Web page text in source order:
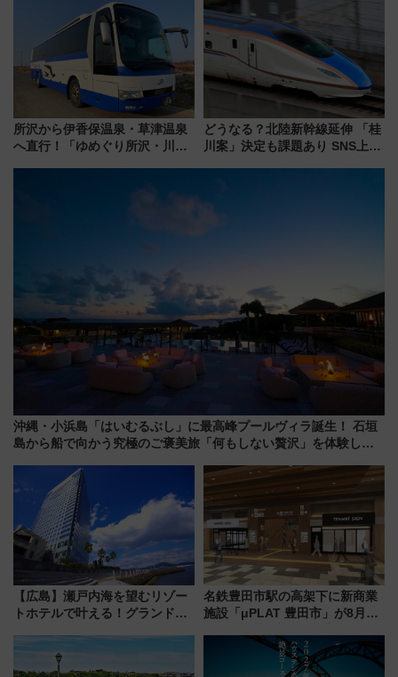
所沢から伊香保温泉・草津温泉
へ直行！「ゆめぐり所沢・川越
どうなる？北陸新幹線延伸 「桂
川案」決定も課題あり SNS上の
沖縄・小浜島「はいむるぶし」に最高峰プールヴィラ誕生！ 石垣
島から船で向かう究極のご褒美旅「何もしない贅沢」を体験して
【広島】瀬戸内海を望むリゾー
トホテルで叶える！グランドプ
ディング＆カジュアルパーティ
ープラン
名鉄豊田市駅の高架下に新商業
施設「μPLAT 豊田市」が8月26
たな玄関口へ